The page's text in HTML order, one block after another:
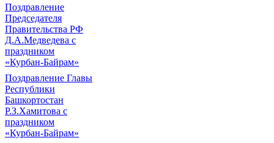
Поздравление
Председателя
Правительства РФ
Д.А.Медведева с
праздником
«Курбан-Байрам»
Поздравление Главы
Республики
Башкортостан
Р.З.Хамитова с
праздником
«Курбан-Байрам»